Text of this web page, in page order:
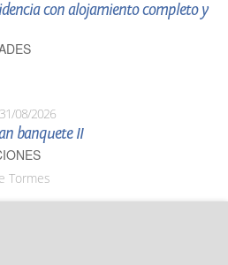
con alojamiento completo y
31/08/2026
banquete II
Tormes